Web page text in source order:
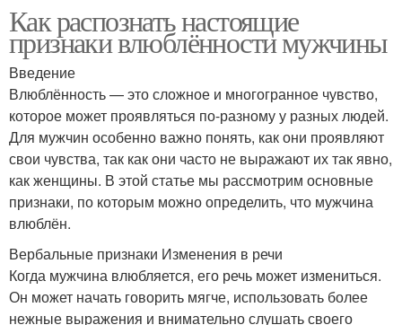
Как распознать настоящие
признаки влюблённости мужчины
Введение
Влюблённость — это сложное и многогранное чувство,
которое может проявляться по-разному у разных людей.
Для мужчин особенно важно понять, как они проявляют
свои чувства, так как они часто не выражают их так явно,
как женщины. В этой статье мы рассмотрим основные
признаки, по которым можно определить, что мужчина
влюблён.
Вербальные признаки Изменения в речи
Когда мужчина влюбляется, его речь может измениться.
Он может начать говорить мягче, использовать более
нежные выражения и внимательно слушать своего